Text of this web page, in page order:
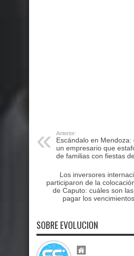
Anterior:
Escándalo en Mendoza:
un empresario que
de familias con fiestas
Los inversores
participaron de la
de Caputo: cuáles son
pagar los
SOBRE EVOLUCION